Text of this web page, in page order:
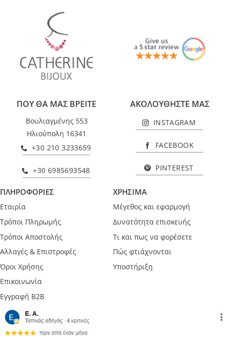
ΠΟΥ ΘΑ ΜΑΣ ΒΡΕΙΤΕ
Βουλιαγμένης 553
Ηλιούπολη 16341
+30 210 3233659
+30 6985693548
ΑΚΟΛΟΥΘΗΣΤΕ ΜΑΣ
INSTAGRAM
FACEBOOK
PINTEREST
ΠΛΗΡΟΦΟΡΙΕΣ
Εταιρία
Τρόποι Πληρωμής
Τρόποι Αποστολής
Αλλαγές & Επιστροφές
Όροι Χρήσης
Επικοινωνία
Εγγραφή B2B
ΧΡΗΣΙΜΑ
Μέγεθος και εφαρμογή
Δυνατότητα επισκευής
Τι και πως να φορέσετε
Πώς φτιάχνονται
Υποστήριξη